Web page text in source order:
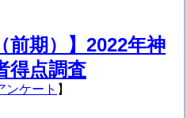
前期）】2022年神
得点調査
ンケート 】